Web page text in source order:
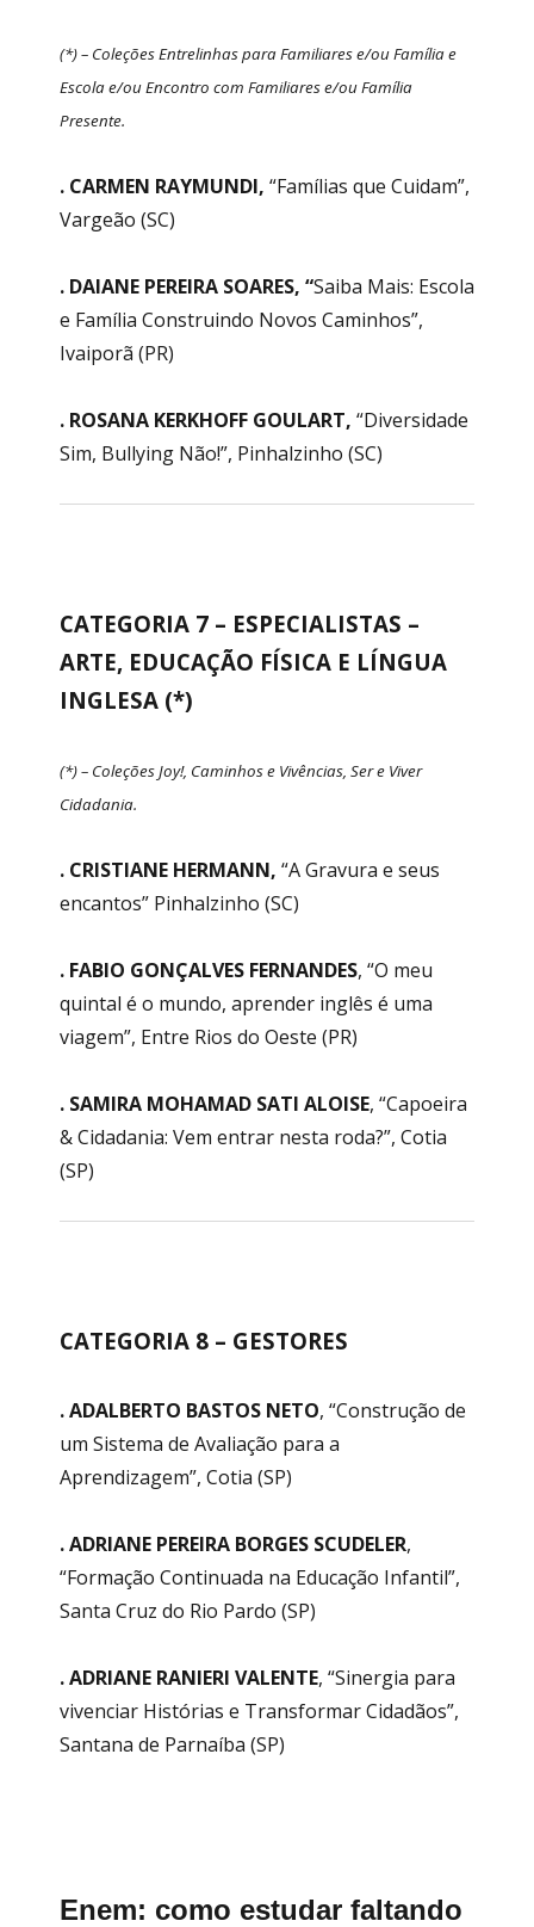
(*) – Coleções Entrelinhas para Familiares e/ou Família e
Escola e/ou Encontro com Familiares e/ou Família
Presente.
. CARMEN RAYMUNDI, “Famílias que Cuidam”,
Vargeão (SC)
. DAIANE PEREIRA SOARES, “Saiba Mais: Escola
e Família Construindo Novos Caminhos”,
Ivaiporã (PR)
. ROSANA KERKHOFF GOULART, “Diversidade
Sim, Bullying Não!”, Pinhalzinho (SC)
CATEGORIA 7 – ESPECIALISTAS –
ARTE, EDUCAÇÃO FÍSICA E LÍNGUA
INGLESA (*)
(*) – Coleções Joy!, Caminhos e Vivências, Ser e Viver
Cidadania.
. CRISTIANE HERMANN, “A Gravura e seus
encantos” Pinhalzinho (SC)
. FABIO GONÇALVES FERNANDES, “O meu
quintal é o mundo, aprender inglês é uma
viagem”, Entre Rios do Oeste (PR)
. SAMIRA MOHAMAD SATI ALOISE, “Capoeira
& Cidadania: Vem entrar nesta roda?”, Cotia
(SP)
CATEGORIA 8 – GESTORES
. ADALBERTO BASTOS NETO, “Construção de
um Sistema de Avaliação para a
Aprendizagem”, Cotia (SP)
. ADRIANE PEREIRA BORGES SCUDELER,
“Formação Continuada na Educação Infantil”,
Santa Cruz do Rio Pardo (SP)
. ADRIANE RANIERI VALENTE, “Sinergia para
vivenciar Histórias e Transformar Cidadãos”,
Santana de Parnaíba (SP)
Enem: como estudar faltando